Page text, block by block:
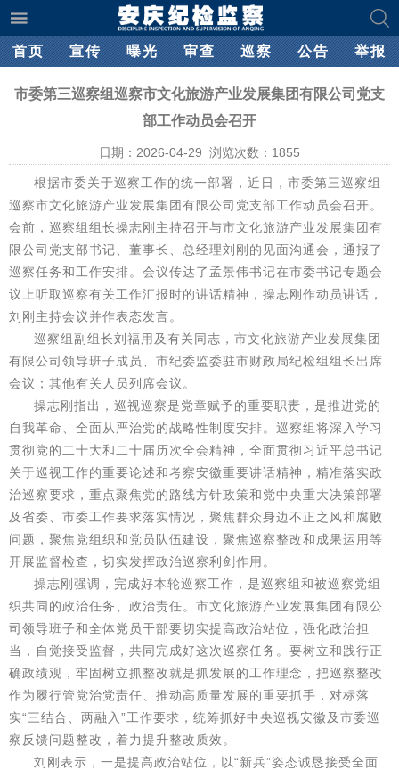
首页 宣传 曝光 审查 巡察 公告 举报
市委第三巡察组巡察市文化旅游产业发展集团有限公司党支
部工作动员会召开
日期：2026-04-29 浏览次数： 1855
根据市委关于巡察工作的统一部署，近日，市委第三巡察组
巡察市文化旅游产业发展集团有限公司党支部工作动员会召开。
会前，巡察组组长操志刚主持召开与市文化旅游产业发展集团有
限公司党支部书记、董事长、总经理刘刚的见面沟通会，通报了
巡察任务和工作安排。会议传达了孟景伟书记在市委书记专题会
议上听取巡察有关工作汇报时的讲话精神，操志刚作动员讲话，
刘刚主持会议并作表态发言。
巡察组副组长刘福用及有关同志，市文化旅游产业发展集团
有限公司领导班子成员、市纪委监委驻市财政局纪检组组长出席
会议；其他有关人员列席会议。
操志刚指出，巡视巡察是党章赋予的重要职责，是推进党的
自我革命、全面从严治党的战略性制度安排。巡察组将深入学习
贯彻党的二十大和二十届历次全会精神，全面贯彻习近平总书记
关于巡视工作的重要论述和考察安徽重要讲话精神，精准落实政
治巡察要求，重点聚焦党的路线方针政策和党中央重大决策部署
及省委、市委工作要求落实情况，聚焦群众身边不正之风和腐败
问题，聚焦党组织和党员队伍建设，聚焦巡察整改和成果运用等
开展监督检查，切实发挥政治巡察利剑作用。
操志刚强调，完成好本轮巡察工作，是巡察组和被巡察党组
织共同的政治任务、政治责任。市文化旅游产业发展集团有限公
司领导班子和全体党员干部要切实提高政治站位，强化政治担
当，自觉接受监督，共同完成好这次巡察任务。要树立和践行正
确政绩观，牢固树立抓整改就是抓发展的工作理念，把巡察整改
作为履行管党治党责任、推动高质量发展的重要抓手，对标落
实“三结合、两融入”工作要求，统筹抓好中央巡视安徽及市委巡
察反馈问题整改，着力提升整改质效。
刘刚表示，一是提高政治站位，以“新兵”姿态诚恳接受全面